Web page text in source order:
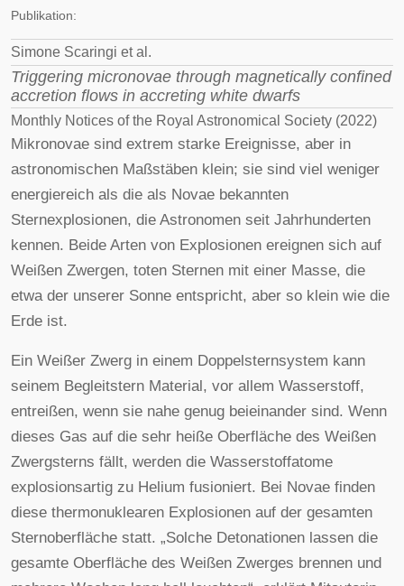
Publikation:
Simone Scaringi et al.
Triggering micronovae through magnetically confined
accretion flows in accreting white dwarfs
Monthly Notices of the Royal Astronomical Society (2022)
Mikronovae sind extrem starke Ereignisse, aber in
astronomischen Maßstäben klein; sie sind viel weniger
energiereich als die als Novae bekannten
Sternexplosionen, die Astronomen seit Jahrhunderten
kennen. Beide Arten von Explosionen ereignen sich auf
Weißen Zwergen, toten Sternen mit einer Masse, die
etwa der unserer Sonne entspricht, aber so klein wie die
Erde ist.
Ein Weißer Zwerg in einem Doppelsternsystem kann
seinem Begleitstern Material, vor allem Wasserstoff,
entreißen, wenn sie nahe genug beieinander sind. Wenn
dieses Gas auf die sehr heiße Oberfläche des Weißen
Zwergsterns fällt, werden die Wasserstoffatome
explosionsartig zu Helium fusioniert. Bei Novae finden
diese thermonuklearen Explosionen auf der gesamten
Sternoberfläche statt. „Solche Detonationen lassen die
gesamte Oberfläche des Weißen Zwerges brennen und